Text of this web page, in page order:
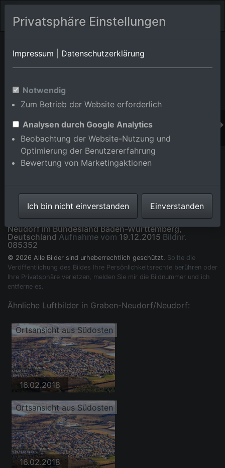
Orts-Album von Graben-Neudorf/Neudorf
Württemberg,Deutschland
Im Shop bestellen
Ortsansicht aus Süden im Ortsteil Neudorf in Graben-
Neudorf im Bundesland Baden-Württemberg,
Deutschland Aufnahme vom 19.12.2015 Bildnr.
085352
© 2026 Alle Bilder sind urheberrechtlich geschützt. Sollte die
Veröffentlichung des Bildes Ihre Persönlichkeitsrechte berühren oder
Ihre Privatsphäre verletzen, melden Sie mir die Bildnummer und ich
entferne es.
Ähnliche Luftbilder in Graben-Neudorf/Neudorf:
Ortsansicht aus Südosten
16.02.2018
Ortsansicht aus Südosten
16.02.2018
Privatsphäre Einstellungen
Impressum Datenschutzerklärung
Notwendig
Zum Betrieb der Website erforderlich
Analysen durch Google Analytics
Beobachtung der Website-Nutzung und
Optimierung der Benutzererfahrung
Bewertung von Marketingaktionen
Ich bin nicht einverstanden Einverstanden